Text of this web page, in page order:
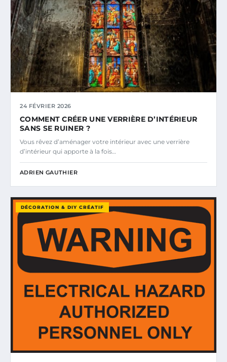
24 FÉVRIER 2026
COMMENT CRÉER UNE VERRIÈRE D’INTÉRIEUR
SANS SE RUINER ?
Vous rêvez d’aménager votre intérieur avec une verrière
d’intérieur qui apporte à la fois…
ADRIEN GAUTHIER
DÉCORATION & DIY CRÉATIF